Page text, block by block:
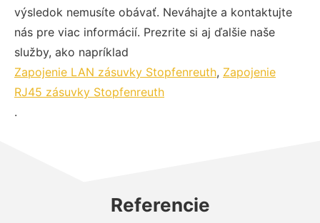
výsledok nemusíte obávať. Neváhajte a kontaktujte
nás pre viac informácií. Prezrite si aj ďalšie naše
služby, ako napríklad
Zapojenie LAN zásuvky Stopfenreuth, Zapojenie
RJ45 zásuvky Stopfenreuth
.
Referencie